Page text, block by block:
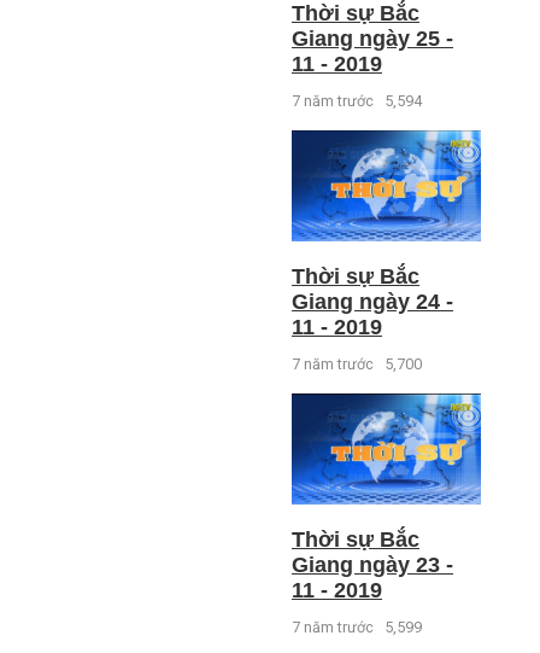
Thời sự Bắc
Giang ngày 25 -
11 - 2019
7 năm trước 5,594
Thời sự Bắc
Giang ngày 24 -
11 - 2019
7 năm trước 5,700
Thời sự Bắc
Giang ngày 23 -
11 - 2019
7 năm trước 5,599